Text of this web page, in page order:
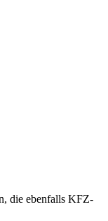
die ebenfalls KFZ-